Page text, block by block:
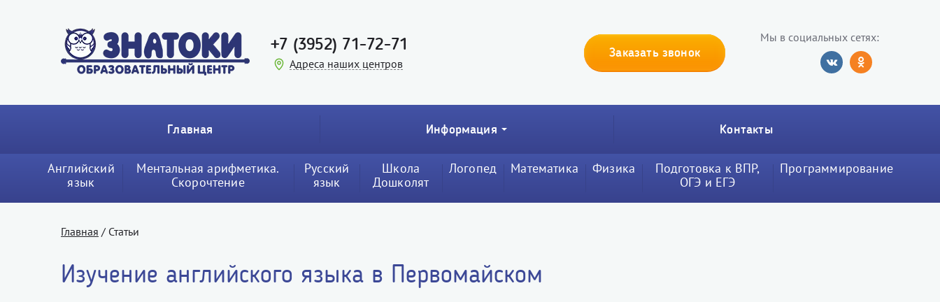
+7 (3952) 71-72-71
Адреса наших центров
Заказать звонок
Мы в социальных сетях:
Главная Информация Контакты
Английский
язык
Ментальная арифметика.
Cкорочтение
Русский
язык
Школа
Дошколят
Логопед Математика Физика
Подготовка к ВПР,
ОГЭ и ЕГЭ
Программирование
Главная / Статьи
Изучение английского языка в Первомайском